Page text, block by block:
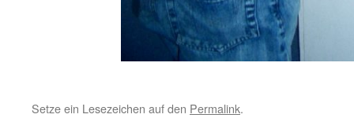
Setze ein Lesezeichen auf den Permalink.